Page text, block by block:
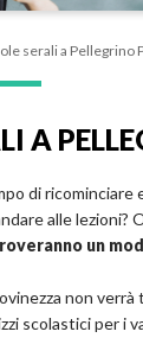
serali a Pellegrino
A
di
alle
un
non
scolastici per i